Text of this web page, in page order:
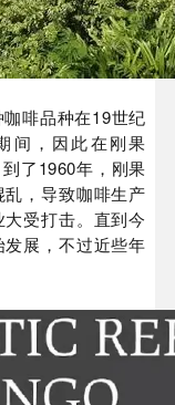
啡品种在19世纪
间，因此在刚果
了1960年，刚果
乱，导致咖啡生产
受打击。直到今
展，不过近些年